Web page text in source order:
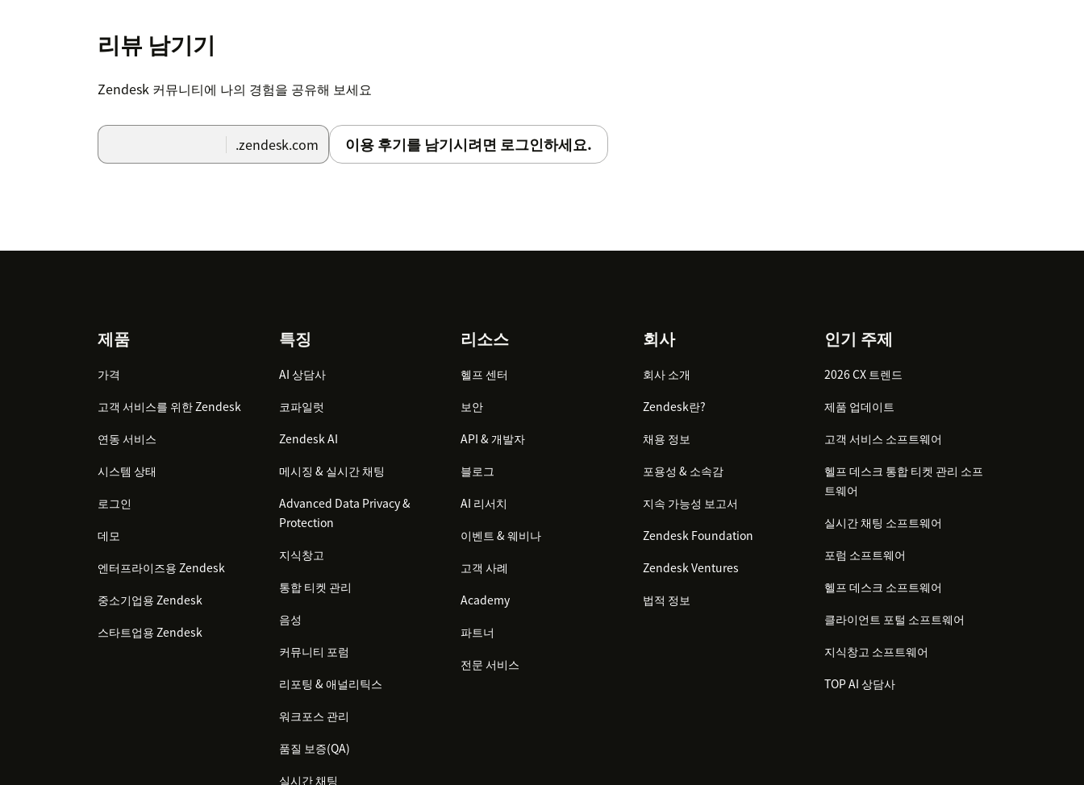
리뷰 남기기
Zendesk 커뮤니티에 나의 경험을 공유해 보세요
.zendesk.com 이용 후기를 남기시려면 로그인하세요.
제품
가격
고객 서비스를 위한 Zendesk
연동 서비스
시스템 상태
로그인
데모
엔터프라이즈용 Zendesk
중소기업용 Zendesk
스타트업용 Zendesk
특징
AI 상담사
코파일럿
Zendesk AI
메시징 & 실시간 채팅
Advanced Data Privacy &
Protection
지식창고
통합 티켓 관리
음성
커뮤니티 포럼
리포팅 & 애널리틱스
워크포스 관리
품질 보증(QA)
실시간 채팅
리소스
헬프 센터
보안
API & 개발자
블로그
AI 리서치
이벤트 & 웨비나
고객 사례
Academy
파트너
전문 서비스
회사
회사 소개
Zendesk란?
채용 정보
포용성 & 소속감
지속 가능성 보고서
Zendesk Foundation
Zendesk Ventures
법적 정보
인기 주제
2026 CX 트렌드
제품 업데이트
고객 서비스 소프트웨어
헬프 데스크 통합 티켓 관리 소프
트웨어
실시간 채팅 소프트웨어
포럼 소프트웨어
헬프 데스크 소프트웨어
클라이언트 포털 소프트웨어
지식창고 소프트웨어
TOP AI 상담사